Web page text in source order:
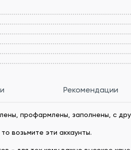
Рекомендации
профармлены, заполнены, с
возьмите эти аккаунты.